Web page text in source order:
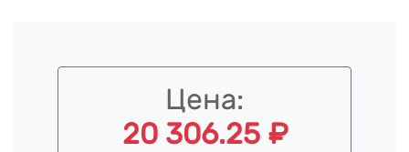
Цена:
20 306.25 ₽